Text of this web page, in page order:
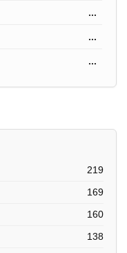
...
...
...
219
169
160
138